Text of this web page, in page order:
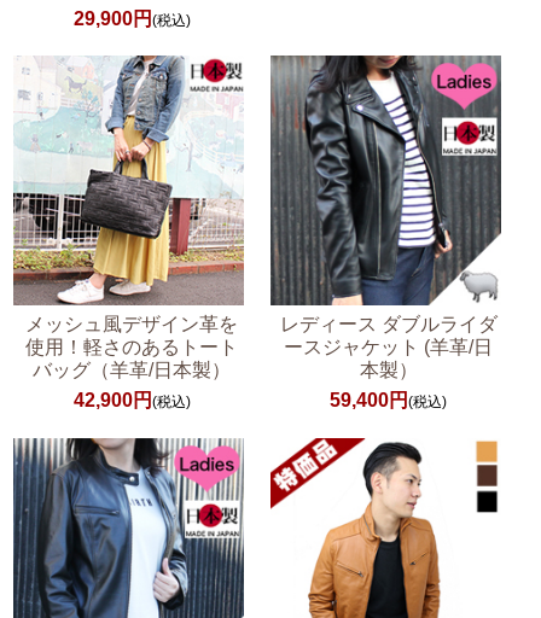
29,900円 (税込)
メッシュ風デザイン革を
使用！軽さのあるトート
バッグ（羊革/日本製）
42,900円 (税込)
レディース ダブルライダ
ースジャケット (羊革/日
本製）
59,400円(税込)